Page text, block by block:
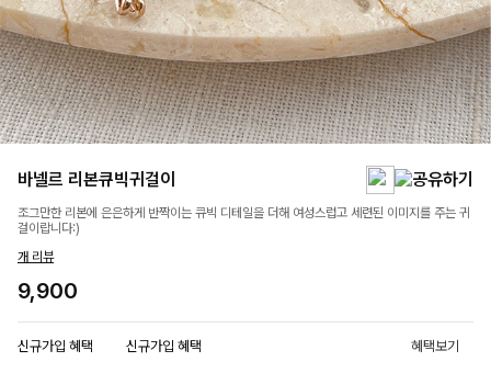
바넬르 리본큐빅귀걸이
조그만한 리본에 은은하게 반짝이는 큐빅 디테일을 더해 여성스럽고 세련된 이미지를 주는 귀
걸이랍니다:)
개 리뷰
9,900
신규가입 혜택 신규가입 혜택 혜택보기